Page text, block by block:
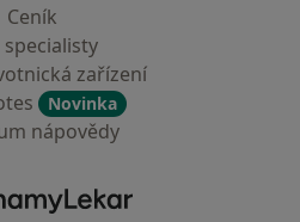
Ceník
specialisty
zařízení
Novinka
nápovědy
ZnamyLekar - Hlavní stránka